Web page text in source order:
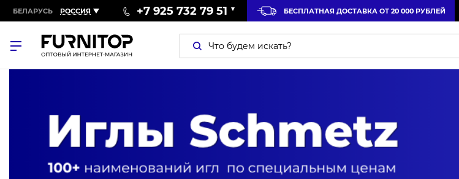
БЕЛАРУСЬ РОССИЯ +7 925 732 79 51 БЕСПЛАТНАЯ ДОСТАВКА ОТ 20 000 РУБЛЕЙ